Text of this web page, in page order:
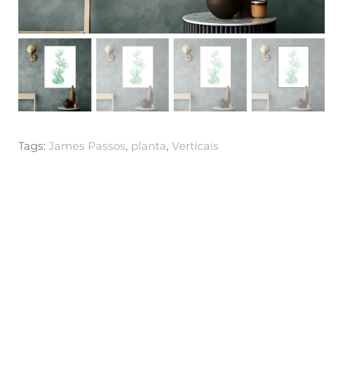
Tags: James Passos, planta, Verticais